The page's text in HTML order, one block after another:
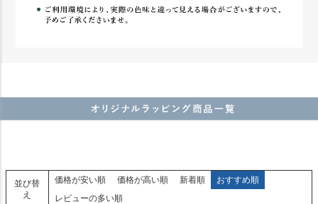
並び替
え
価格が安い順 価格が高い順 新着順
おすすめ順
レビューの多い順